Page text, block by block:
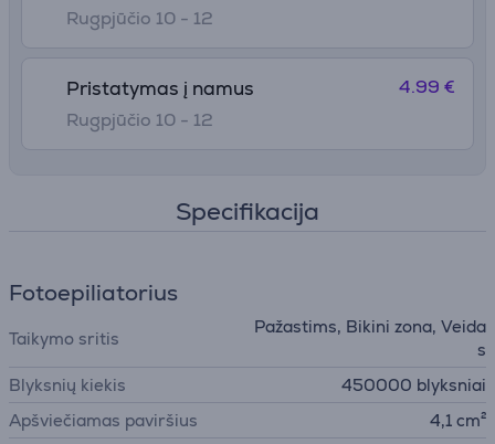
Rugpjūčio 10 - 12
Pristatymas į namus
Rugpjūčio 10 - 12
4.99 €
Specifikacija
Fotoepiliatorius
Taikymo sritis
Pažastims, Bikini zona, Veida
s
Blyksnių kiekis
450000 blyksniai
Apšviečiamas paviršius
4,1 cm²